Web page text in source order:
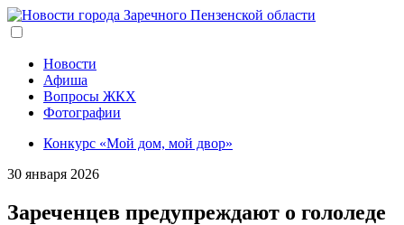
Перейти
к
содержанию
Новости
Афиша
Вопросы ЖКХ
Фотографии
Конкурс «Мой дом, мой двор»
30 января 2026
Зареченцев предупреждают о гололеде